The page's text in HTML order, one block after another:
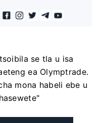
se tla u isa
ea Olymptrade.
mona habeli ebe u